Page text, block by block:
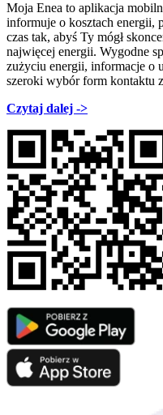
Moja Enea to aplikacja
informuje o kosztach energii,
czas tak, abyś Ty mógł
najwięcej energii. Wygodne
zużyciu energii, informacje o
szeroki wybór form kontaktu
Czytaj dalej ->